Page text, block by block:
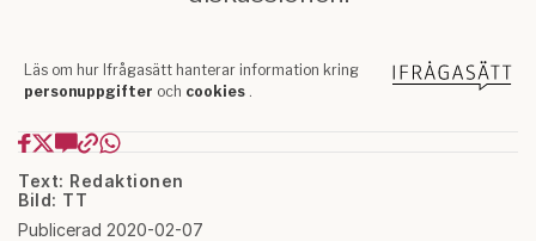
Text: Redaktionen
Bild: TT
Publicerad 2020-02-07